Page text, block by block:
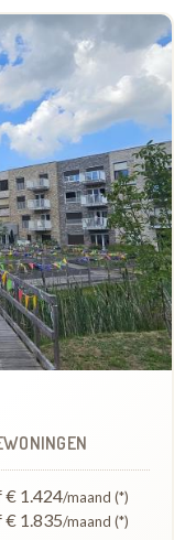
€ 1.424/maand (*)
€ 1.835/maand (*)